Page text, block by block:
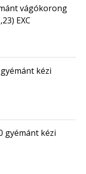
vágókorong
EXC
kézi
gyémánt kézi